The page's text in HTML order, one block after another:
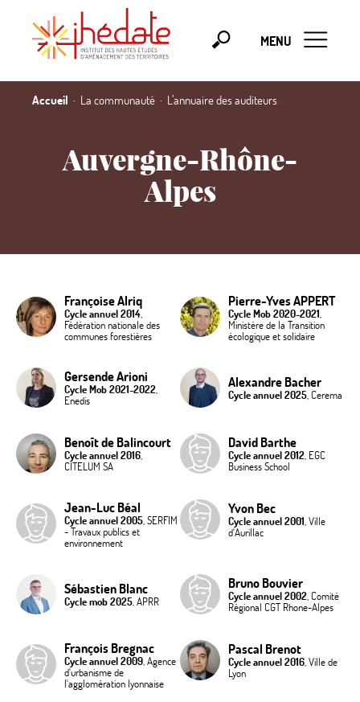
MENU
Accueil La communauté L’annuaire des auditeurs
Auvergne-Rhône-
Alpes
Françoise Alriq
Cycle annuel 2014,
Fédération nationale des
communes forestières
Pierre-Yves APPERT
Cycle Mob 2020-2021,
Ministère de la Transition
écologique et solidaire
Gersende Arioni
Cycle Mob 2021-2022,
Enedis
Alexandre Bacher
Cycle annuel 2025, Cerema
Benoît de Balincourt
Cycle annuel 2016,
CITELUM SA
David Barthe
Cycle annuel 2012, EGC
Business School
Jean-Luc Béal
Cycle annuel 2005, SERFIM
- Travaux publics et
environnement
Yvon Bec
Cycle annuel 2001, Ville
d'Aurillac
Sébastien Blanc
Cycle mob 2025, APRR
Bruno Bouvier
Cycle annuel 2002, Comité
Régional CGT Rhone-Alpes
François Bregnac
Cycle annuel 2009, Agence
d'urbanisme de
l'agglomération lyonnaise
Pascal Brenot
Cycle annuel 2016, Ville de
Lyon